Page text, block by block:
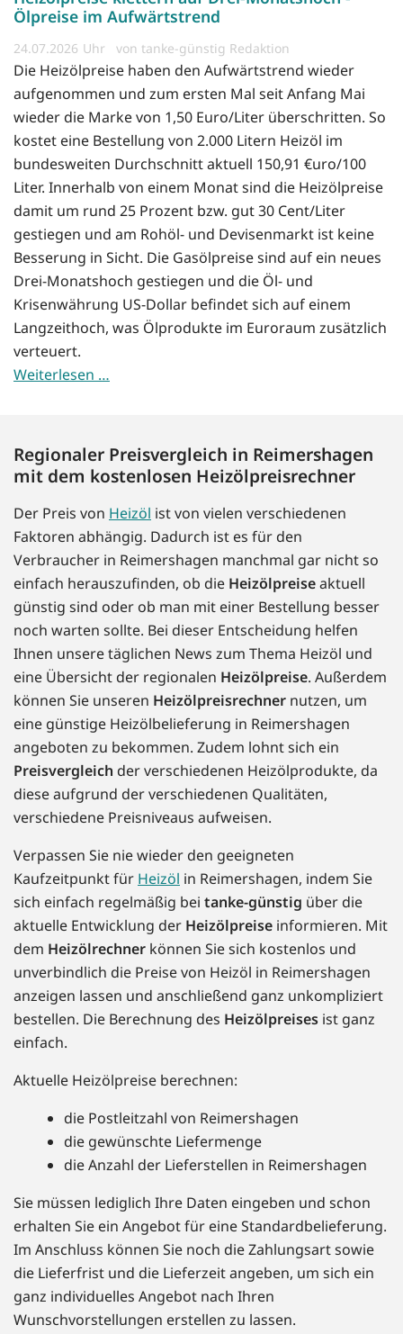
Ölpreise im Aufwärtstrend
24.07.2026 von tanke-günstig Redaktion
Die Heizölpreise haben den Aufwärtstrend wieder
aufgenommen und zum ersten Mal seit Anfang Mai
wieder die Marke von 1,50 Euro/Liter überschritten. So
kostet eine Bestellung von 2.000 Litern Heizöl im
bundesweiten Durchschnitt aktuell 150,91 €uro/100
Liter. Innerhalb von einem Monat sind die Heizölpreise
damit um rund 25 Prozent bzw. gut 30 Cent/Liter
gestiegen und am Rohöl- und Devisenmarkt ist keine
Besserung in Sicht. Die Gasölpreise sind auf ein neues
Drei-Monatshoch gestiegen und die Öl- und
Krisenwährung US-Dollar befindet sich auf einem
Langzeithoch, was Ölprodukte im Euroraum zusätzlich
verteuert.
Weiterlesen …
Regionaler Preisvergleich in Reimershagen
mit dem kostenlosen Heizölpreisrechner
Der Preis von Heizöl ist von vielen verschiedenen
Faktoren abhängig. Dadurch ist es für den
Verbraucher in Reimershagen manchmal gar nicht so
einfach herauszufinden, ob die Heizölpreiseaktuell
günstig sind oder ob man mit einer Bestellung besser
noch warten sollte. Bei dieser Entscheidung helfen
Ihnen unsere täglichen News zum Thema Heizöl und
eine Übersicht der regionalen Heizölpreise. Außerdem
können Sie unseren Heizölpreisrechner nutzen, um
eine günstige Heizölbelieferung in Reimershagen
angeboten zu bekommen. Zudem lohnt sich ein
Preisvergleich der verschiedenen Heizölprodukte, da
diese aufgrund der verschiedenen Qualitäten,
verschiedene Preisniveaus aufweisen.
Verpassen Sie nie wieder den geeigneten
Kaufzeitpunkt für Heizöl in Reimershagen, indem Sie
sich einfach regelmäßig bei tanke-günstig über die
aktuelle Entwicklung der Heizölpreise informieren. Mit
dem Heizölrechner können Sie sich kostenlos und
unverbindlich die Preise von Heizöl in Reimershagen
anzeigen lassen und anschließend ganz unkompliziert
bestellen. Die Berechnung des Heizölpreises ist ganz
einfach.
Aktuelle Heizölpreise berechnen:
die Postleitzahl von Reimershagen
die gewünschte Liefermenge
die Anzahl der Lieferstellen in Reimershagen
Sie müssen lediglich Ihre Daten eingeben und schon
erhalten Sie ein Angebot für eine Standardbelieferung.
Im Anschluss können Sie noch die Zahlungsart sowie
die Lieferfrist und die Lieferzeit angeben, um sich ein
ganz individuelles Angebot nach Ihren
Wunschvorstellungen erstellen zu lassen.